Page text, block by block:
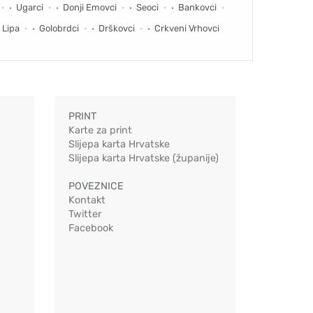
Ugarci Donji Emovci Seoci
Bankovci
Lipa
Golobrdci Drškovci Crkveni Vrhovci
PRINT
Karte za print
Slijepa karta Hrvatske
Slijepa karta Hrvatske (županije)
POVEZNICE
Kontakt
Twitter
Facebook